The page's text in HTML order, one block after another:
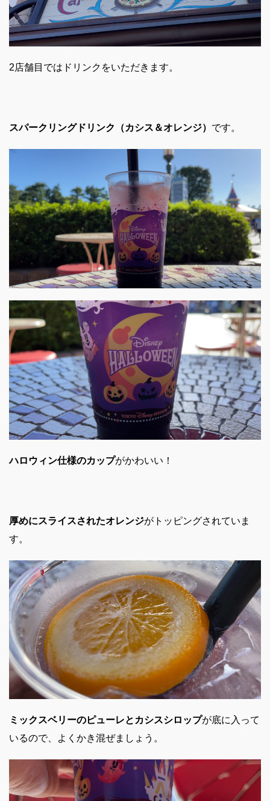
2店舗目ではドリンクをいただきます。
スパークリングドリンク（カシス＆オレンジ） です。
ハロウィン仕様のカップがかわいい！
厚めにスライスされたオレンジがトッピングされていま
す。
ミックスベリーのピューレとカシスシロップが底に入って
いるので、よくかき混ぜましょう。